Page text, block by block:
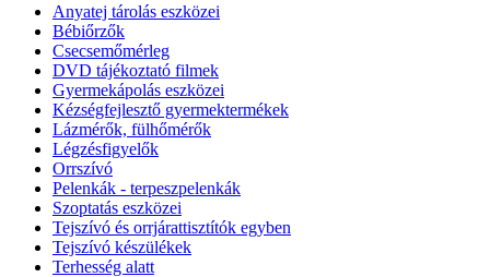
Anyatej tárolás eszközei
Bébiőrzők
Csecsemőmérleg
DVD tájékoztató filmek
Gyermekápolás eszközei
Kézségfejlesztő gyermektermékek
Lázmérők, fülhőmérők
Légzésfigyelők
Orrszívó
Pelenkák - terpeszpelenkák
Szoptatás eszközei
Tejszívó és orrjárattisztítók egyben
Tejszívó készülékek
Terhesség alatt